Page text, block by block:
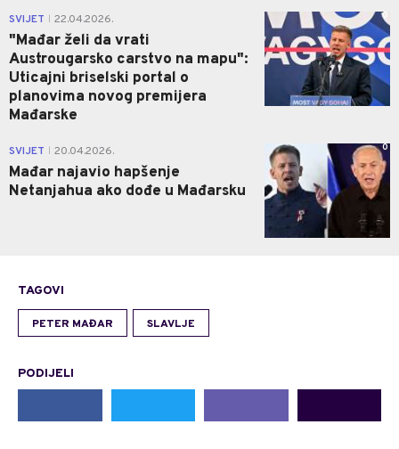
SVIJET 22.04.2026.
"Mađar želi da vrati
Austrougarsko carstvo na mapu":
Uticajni briselski portal o
planovima novog premijera
Mađarske
0
SVIJET 20.04.2026.
Mađar najavio hapšenje
Netanjahua ako dođe u Mađarsku
0
TAGOVI
PETER MAĐAR SLAVLJE
PODIJELI